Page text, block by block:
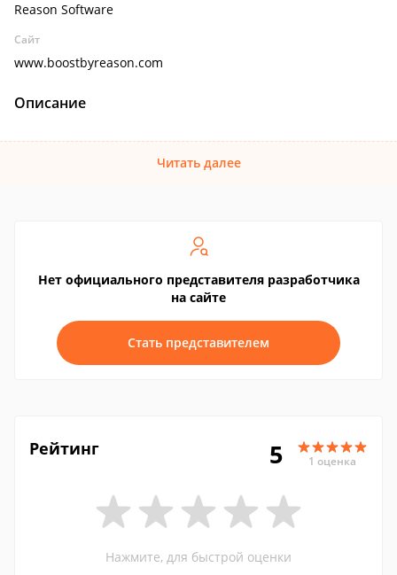
Reason Software
Сайт
www.boostbyreason.com
Описание
Читать далее
Нет официального представителя разработчика
на сайте
Стать представителем
Рейтинг 5 1 оценка
Нажмите, для быстрой оценки